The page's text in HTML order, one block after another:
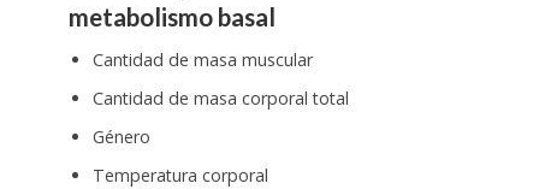
metabolismo basal
Cantidad de masa muscular
Cantidad de masa corporal total
Género
Temperatura corporal